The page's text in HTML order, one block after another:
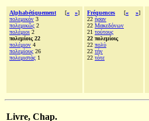
Alphabétiquement [« »]
πολεμικόν 3
πολεμικῶς 2
πολέμιοι 2
πολεμίοις 22
πολέμιον 4
πολεμίους 26
πολεμιστὰς 1
Fréquences [« »]
22 ἦσαν
22 Μακεδόνων
21 τούτους
22 πολεμίοις
22 πολὺ
22 τήν
22 τότε
Livre, Chap.